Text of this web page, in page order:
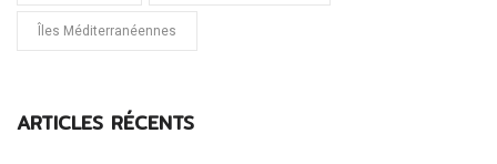
Îles Méditerranéennes
ARTICLES RÉCENTS